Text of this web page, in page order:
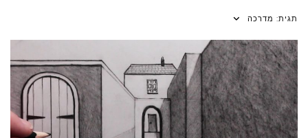
תגית: מדרכה